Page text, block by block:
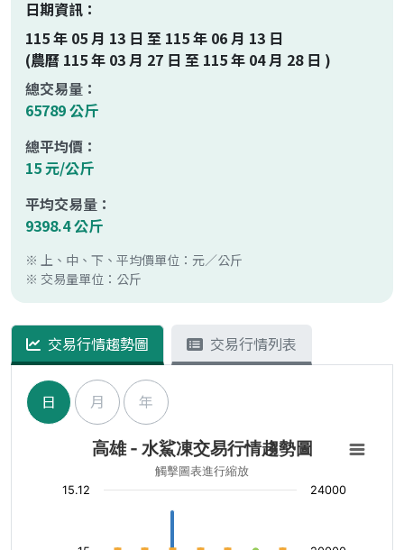
日期資訊：
115 年 05 月 13 日 至 115 年 06 月 13 日
(農曆 115 年 03 月 27 日 至 115 年 04 月 28 日 )
總交易量：
65789 公斤
總平均價：
15 元/公斤
平均交易量：
9398.4 公斤
※ 上、中、下、平均價單位：元／公斤
※ 交易量單位：公斤
交易行情趨勢圖 交易行情列表
日 月 年
高雄 - 水鯊凍交易行情趨勢圖
觸擊圖表進行縮放
24000
15.12